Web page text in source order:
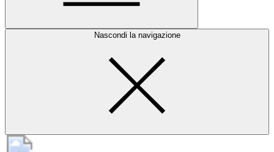
Nascondi la navigazione